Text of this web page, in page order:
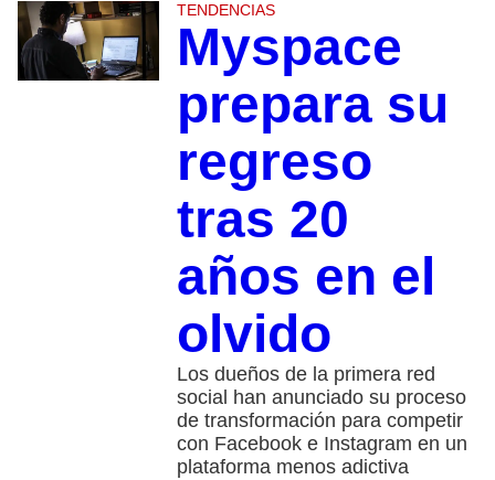
TENDENCIAS
Myspace
prepara su
regreso
tras 20
años en el
olvido
Los dueños de la primera red
social han anunciado su proceso
de transformación para competir
con Facebook e Instagram en un
plataforma menos adictiva